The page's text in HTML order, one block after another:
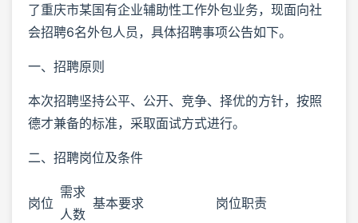
了重庆市某国有企业辅助性工作外包业务，现面向社
会招聘6名外包人员，具体招聘事项公告如下。
一、招聘原则
本次招聘坚持公平、公开、竞争、择优的方针，按照
德才兼备的标准，采取面试方式进行。
二、招聘岗位及条件
岗位
需求
人数
基本要求 岗位职责